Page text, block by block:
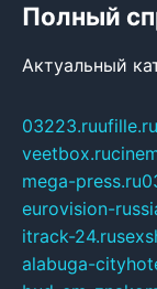
Полный
Актуальный
03223.ruufille.ru
veetbox.ru
mega-press.ru
eurovision-
itrack-24.ru
alabuga-